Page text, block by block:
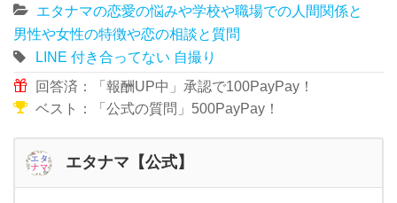
エタナマの恋愛の悩みや学校や職場での人間関係と
男性や女性の特徴や恋の相談と質問
LINE 付き合ってない 自撮り
回答済：「報酬UP中」承認で100PayPay！
ベスト：「公式の質問」500PayPay！
エタナマ【公式】